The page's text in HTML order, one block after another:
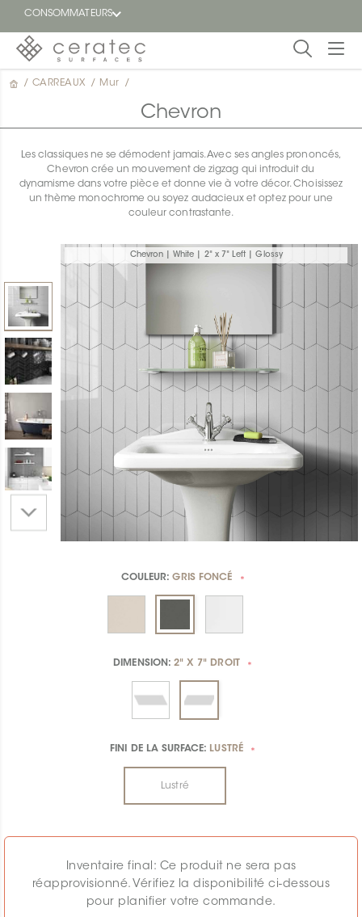
CONSOMMATEURS
En
Trouver
un
détaillant
/ CARREAUX / Mur /
Chevron
Les classiques ne se démodent jamais. Avec ses angles prononcés,
Chevron crée un mouvement de zigzag qui introduit du
dynamisme dans votre pièce et donne vie à votre décor. Choisissez
un thème monochrome ou soyez audacieux et optez pour une
couleur contrastante.
Chevron | White | 2" x 7" Left | Glossy
COULEUR:GRIS FONCÉ *
DIMENSION: 2" X 7" DROIT *
FINI DE LA SURFACE: LUSTRÉ *
Lustré
Inventaire final: Ce produit ne sera pas
réapprovisionné. Vérifiez la disponibilité ci-dessous
pour planifier votre commande.